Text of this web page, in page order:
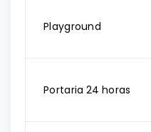
Playground
Portaria 24 horas